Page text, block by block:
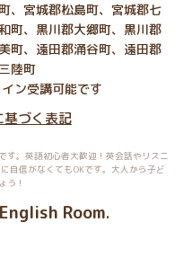
、宮城郡松島町、宮城郡七
町、黒川郡大郷町、黒川郡
町、遠田郡涌谷町、遠田郡
陸町
ン受講可能です
づく表記
す。英語初心者大歓迎！英会話やリスニ
自信がなくてもOKです。大人から子ど
う！
Room.